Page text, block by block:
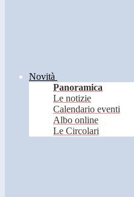
Novità
Panoramica
Le notizie
Calendario eventi
Albo online
Le Circolari